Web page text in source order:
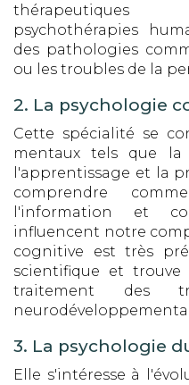
thérapeutiques
psychothérapies
des pathologies
ou les troubles de la
2. La psychologie
Cette spécialité se
mentaux tels que la
l'apprentissage et la
comprendre
l'information et
influencent notre
cognitive est très
scientifique et
traitement des
3. La psychologie
Elle s'intéresse à